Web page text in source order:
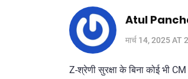
Atul
मार्च 14, 2025 AT
Z-श्रेणी सुरक्षा के बिना कोई भी